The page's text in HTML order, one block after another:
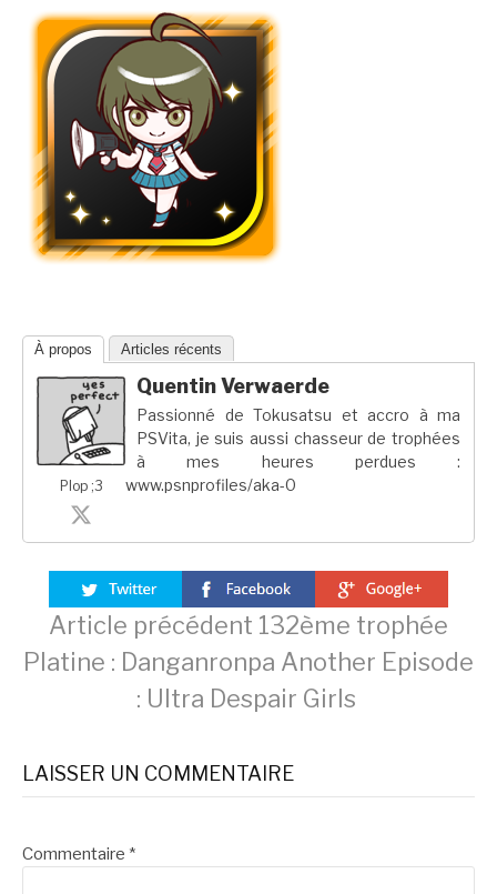
À propos Articles récents
Plop ;3
Quentin Verwaerde
Passionné de Tokusatsu et accro à ma
PSVita, je suis aussi chasseur de trophées
à mes heures perdues :
www.psnprofiles/aka-0
Lire
suite
Article précédent 132ème trophée
Platine : Danganronpa Another Episode
: Ultra Despair Girls
LAISSER UN COMMENTAIRE
Commentaire *